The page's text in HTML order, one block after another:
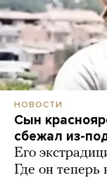
НОВОСТИ
Сын
сбежал из-
Его
Где он теперь